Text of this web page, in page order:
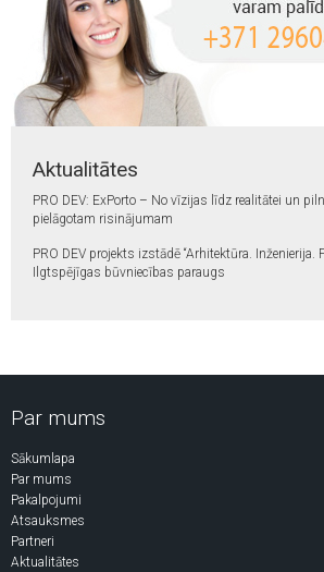
Aktualitātes
PRO DEV: ExPorto – No vīzijas līdz realitātei un
pielāgotam risinājumam
PRO DEV projekts izstādē “Arhitektūra. Inženierija.
Ilgtspējīgas būvniecības paraugs
Par mums
Sākumlapa
Par mums
Pakalpojumi
Atsauksmes
Partneri
Aktualitātes